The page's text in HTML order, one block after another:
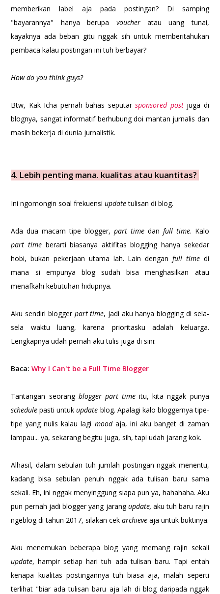
memberikan label aja pada postingan? Di samping
"bayarannya" hanya berupa voucher atau uang tunai,
kayaknya ada beban gitu nggak sih untuk memberitahukan
pembaca kalau postingan ini tuh berbayar?
How do you think guys?
Btw, Kak Icha pernah bahas seputarsponsored postjuga di
blognya, sangat informatif berhubung doi mantan jurnalis dan
masih bekerja di dunia jurnalistik.
4. Lebih penting mana. kualitas atau kuantitas?
Ini ngomongin soal frekuensiupdatetulisan di blog.
Ada dua macam tipe blogger, part time dan full time. Kalo
part time berarti biasanya aktifitas blogging hanya sekedar
hobi, bukan pekerjaan utama lah. Lain dengan full time di
mana si empunya blog sudah bisa menghasilkan atau
menafkahi kebutuhan hidupnya.
Aku sendiri blogger part time, jadi aku hanya blogging di sela-
sela waktu luang, karena prioritasku adalah keluarga.
Lengkapnya udah pernah aku tulis juga di sini:
Baca:Why I Can't be a Full Time Blogger
Tantangan seorang blogger part time itu, kita nggak punya
schedulepasti untukupdate blog. Apalagi kalo bloggernya tipe-
tipe yang nulis kalau lagi mood aja, ini aku banget di zaman
lampau... ya, sekarang begitu juga, sih, tapi udah jarang kok.
Alhasil, dalam sebulan tuh jumlah postingan nggak menentu,
kadang bisa sebulan penuh nggak ada tulisan baru sama
sekali. Eh, ini nggak menyinggung siapa pun ya, hahahaha. Aku
pun pernah jadi blogger yang jarangupdate, aku tuh baru rajin
ngeblog di tahun 2017, silakan cekarchieveaja untuk buktinya.
Aku menemukan beberapa blog yang memang rajin sekali
update, hampir setiap hari tuh ada tulisan baru. Tapi entah
kenapa kualitas postingannya tuh biasa aja, malah seperti
terlihat "biar ada tulisan baru aja lah di blog daripada nggak